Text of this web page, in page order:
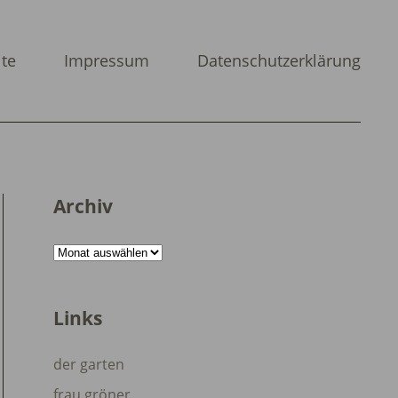
Impressum Datenschutzerklärung
Archiv
Archiv
Links
der garten